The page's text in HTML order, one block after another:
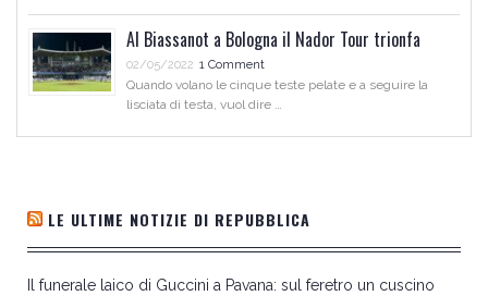
Al Biassanot a Bologna il Nador Tour trionfa
02/05/2022 1 Comment
Quando volano le cinque teste pelate e a seguire la
lisciata di testa, vuol dire …
LE ULTIME NOTIZIE DI REPUBBLICA
Il funerale laico di Guccini a Pavana: sul feretro un cuscino